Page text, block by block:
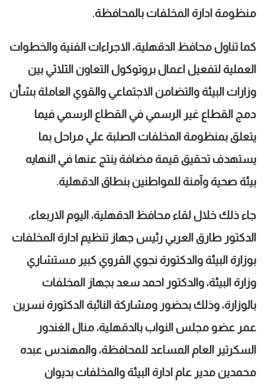
منظومة ادارة المخلفات بالمحافظة.
كما تناول محافظ الدقهلية، الاجراءات الفنية والخطوات
العملية لتفعيل اعمال بروتوكول التعاون الثلاثي بين
وزارات البيئة والتضامن الاجتماعي والقوي العاملة بشأن
دمج القطاع غير الرسمي في القطاع الرسمي فيما
يتعلق بمنظومة المخلفات الصلبة علي مراحل بما
يستهدف تحقيق قيمة مضافة ينتج عنها في النهايه
بيئة صحية وآمنة للمواطنين بنطاق الدقهلية.
جاء ذلك خلال لقاء محافظ الدقهلية، اليوم الاربعاء،
الدكتور طارق العربي رئيس جهاز تنظيم ادارة المخلفات
بوزارة البيئة والدكتورة نجوي القروي كبير مستشاري
وزارة البيئة، والدكتور احمد سعد بجهاز المخلفات
بالوزارة، وذلك بحضور ومشاركة النائبة الدكتورة نسرين
عمر عضو مجلس النواب بالدقهلية، منال الغندور
السكرتير العام المساعد للمحافظة، والمهندس عبده
محمدين مدير عام ادارة البيئة والمخلفات بديوان